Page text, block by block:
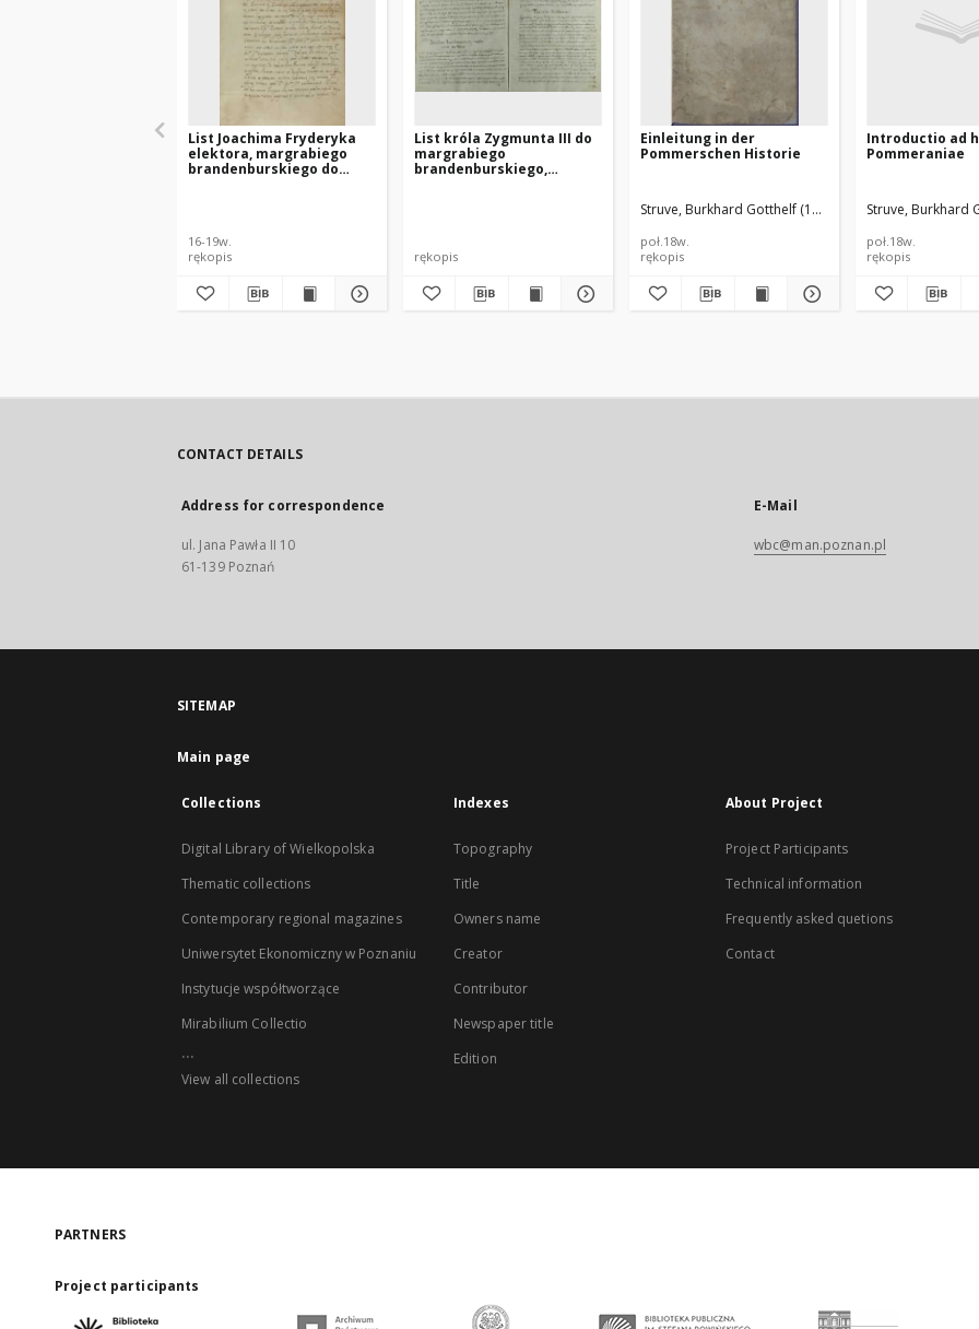
List Joachima Fryderyka
elektora, margrabiego
brandenburskiego do
16-19w.
rękopis
List króla Zygmunta III do
margrabiego
brandenburskiego,
rękopis
Einleitung in der
Pommerschen Historie
Struve, Burkhard Gotthelf (1671–1738)
poł.18w.
rękopis
Introductio ad
Pommeraniae
Struve, Burkhard
poł.18w.
rękopis
CONTACT DETAILS
Address for correspondence
ul. Jana Pawła II 10
61-139 Poznań
E-Mail
wbc@man.poznan.pl
SITEMAP
Main page
Collections
Digital Library of Wielkopolska
Thematic collections
Contemporary regional magazines
Uniwersytet Ekonomiczny w Poznaniu
Instytucje współtworzące
Mirabilium Collectio
...
View all collections
Indexes
Topography
Title
Owners name
Creator
Contributor
Newspaper title
Edition
About Project
Project Participants
Technical information
Frequently asked quetions
Contact
PARTNERS
Project participants